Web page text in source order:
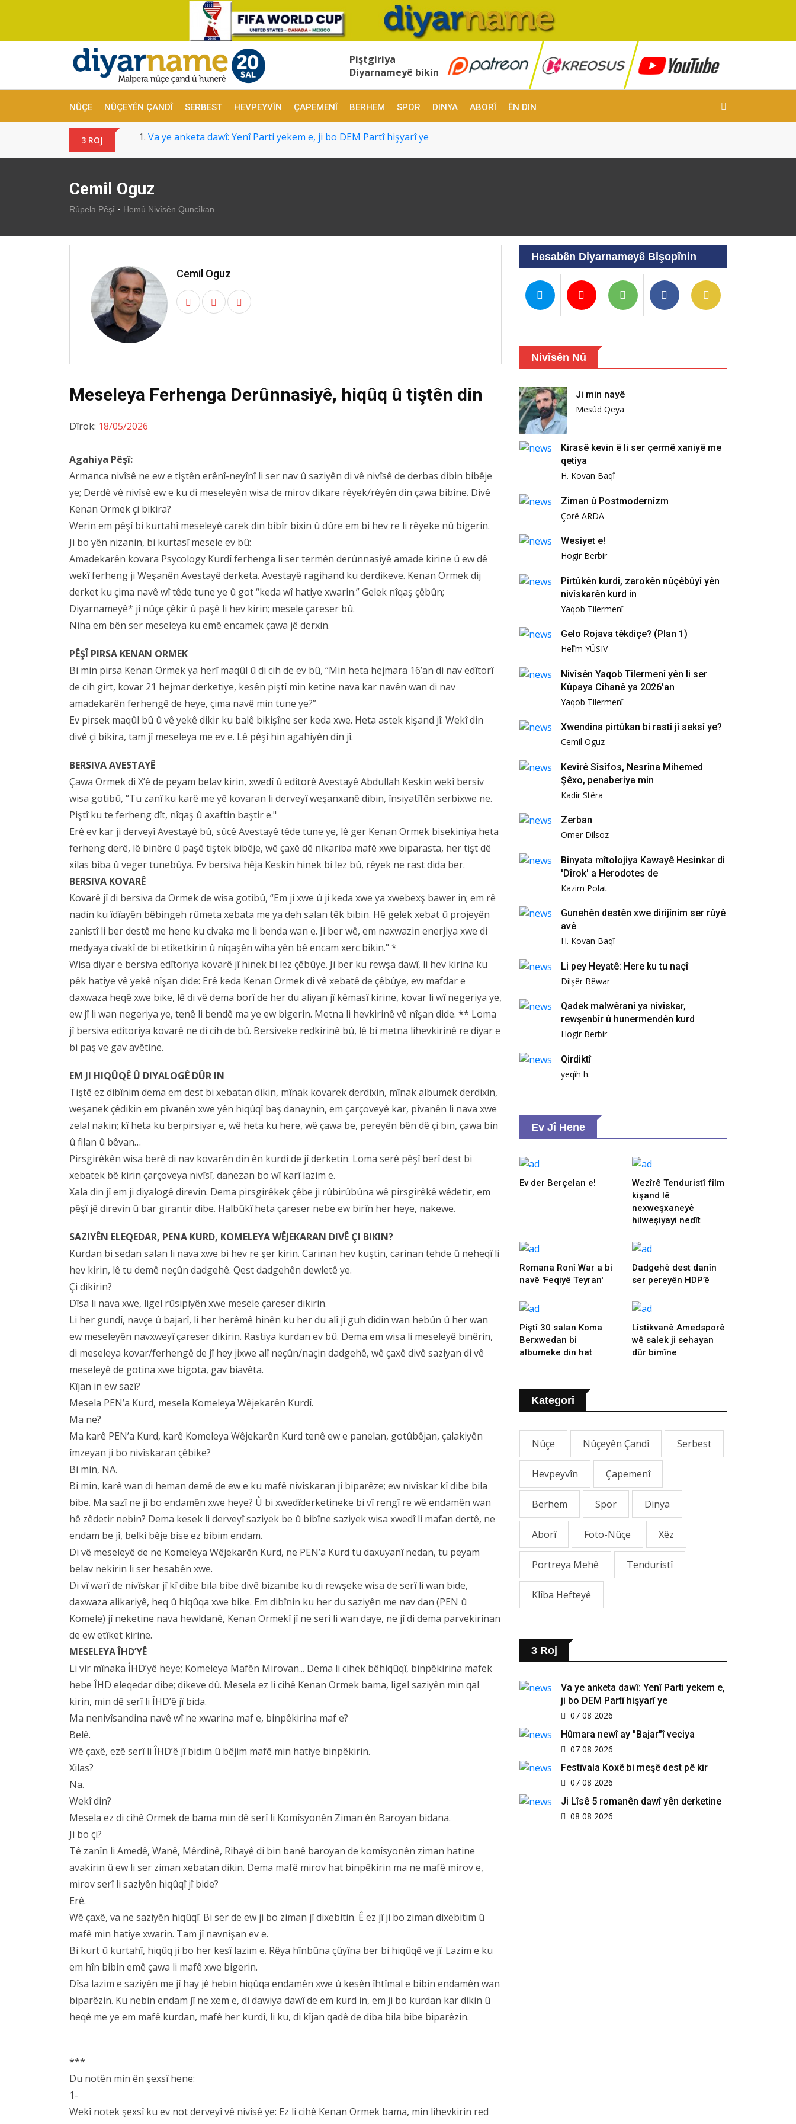
Piştgiriya
Diyarnameyê bikin
NÛÇE NÛÇEYÊN ÇANDÎ SERBEST HEVPEYVÎN ÇAPEMENÎ BERHEM SPOR DINYA ABORÎ ÊN DIN
3 ROJ
Va ye anketa dawî: Yenî Parti yekem e, ji bo DEM Partî hişyarî ye
Cîgirê Serokê MHP'ê li ser pêvajoyê mînaka IRA û FARC'ê da
Cemil Oguz
Rûpela Pêşî - Hemû Nivîsên Quncîkan
Cemil Oguz
Meseleya Ferhenga Derûnnasiyê, hiqûq û tiştên din
Dîrok: 18/05/2026
Agahiya Pêşî:
Armanca nivîsê ne ew e tiştên erênî-neyînî li ser nav û saziyên di vê nivîsê de derbas dibin bibêje
ye; Derdê vê nivîsê ew e ku di meseleyên wisa de mirov dikare rêyek/rêyên din çawa bibîne. Divê
Kenan Ormek çi bikira?
Werin em pêşî bi kurtahî meseleyê carek din bibîr bixin û dûre em bi hev re li rêyeke nû bigerin.
Ji bo yên nizanin, bi kurtasî mesele ev bû:
Amadekarên kovara Psycology Kurdî ferhenga li ser termên derûnnasiyê amade kirine û ew dê
wekî ferheng ji Weşanên Avestayê derketa. Avestayê ragihand ku derdikeve. Kenan Ormek dij
derket ku çima navê wî têde tune ye û got “keda wî hatiye xwarin.” Gelek nîqaş çêbûn;
Diyarnameyê* jî nûçe çêkir û paşê li hev kirin; mesele çareser bû.
Niha em bên ser meseleya ku emê encamek çawa jê derxin.
PÊŞÎ PIRSA KENAN ORMEK
Bi min pirsa Kenan Ormek ya herî maqûl û di cih de ev bû, “Min heta hejmara 16’an di nav edîtorî
de cih girt, kovar 21 hejmar derketiye, kesên piştî min ketine nava kar navên wan di nav
amadekarên ferhengê de heye, çima navê min tune ye?”
Ev pirsek maqûl bû û vê yekê dikir ku balê bikişîne ser keda xwe. Heta astek kişand jî. Wekî din
divê çi bikira, tam jî meseleya me ev e. Lê pêşî hin agahiyên din jî.
BERSIVA AVESTAYÊ
Çawa Ormek di X’ê de peyam belav kirin, xwedî û edîtorê Avestayê Abdullah Keskin wekî bersiv
wisa gotibû, “Tu zanî ku karê me yê kovaran li derveyî weşanxanê dibin, însiyatîfên serbixwe ne.
Piştî ku te ferheng dît, nîqaş û axaftin baştir e."
Erê ev kar ji derveyî Avestayê bû, sûcê Avestayê têde tune ye, lê ger Kenan Ormek bisekiniya heta
ferheng derê, lê binêre û paşê tiştek bibêje, wê çaxê dê nikariba mafê xwe biparasta, her tişt dê
xilas biba û veger tunebûya. Ev bersiva hêja Keskin hinek bi lez bû, rêyek ne rast dida ber.
BERSIVA KOVARÊ
Kovarê jî di bersiva da Ormek de wisa gotibû, “Em ji xwe û ji keda xwe ya xwebexş bawer in; em rê
nadin ku îdîayên bêbingeh rûmeta xebata me ya deh salan têk bibin. Hê gelek xebat û projeyên
zanistî li ber destê me hene ku civaka me li benda wan e. Ji ber wê, em naxwazin enerjiya xwe di
medyaya civakî de bi etîketkirin û nîqaşên wiha yên bê encam xerc bikin." *
Wisa diyar e bersiva edîtoriya kovarê jî hinek bi lez çêbûye. Ji ber ku rewşa dawî, li hev kirina ku
pêk hatiye vê yekê nîşan dide: Erê keda Kenan Ormek di vê xebatê de çêbûye, ew mafdar e
daxwaza heqê xwe bike, lê di vê dema borî de her du aliyan jî kêmasî kirine, kovar li wî negeriya ye,
ew jî li wan negeriya ye, tenê li bendê ma ye ew bigerin. Metna li hevkirinê vê nîşan dide. ** Loma
jî bersiva edîtoriya kovarê ne di cih de bû. Bersiveke redkirinê bû, lê bi metna lihevkirinê re diyar e
bi paş ve gav avêtine.
EM JI HIQÛQÊ Û DIYALOGÊ DÛR IN
Tiştê ez dibînim dema em dest bi xebatan dikin, mînak kovarek derdixin, mînak albumek derdixin,
weşanek çêdikin em pîvanên xwe yên hiqûqî baş danaynin, em çarçoveyê kar, pîvanên li nava xwe
zelal nakin; kî heta ku berpirsiyar e, wê heta ku here, wê çawa be, pereyên bên dê çi bin, çawa bin
û filan û bêvan…
Pirsgirêkên wisa berê di nav kovarên din ên kurdî de jî derketin. Loma serê pêşî berî dest bi
xebatek bê kirin çarçoveya nivîsî, danezan bo wî karî lazim e.
Xala din jî em ji diyalogê direvin. Dema pirsgirêkek çêbe ji rûbirûbûna wê pirsgirêkê wêdetir, em
pêşî jê direvin û bar girantir dibe. Halbûkî heta çareser nebe ew birîn her heye, nakewe.
SAZIYÊN ELEQEDAR, PENA KURD, KOMELEYA WÊJEKARAN DIVÊ ÇI BIKIN?
Kurdan bi sedan salan li nava xwe bi hev re şer kirin. Carinan hev kuştin, carinan tehde û neheqî li
hev kirin, lê tu demê neçûn dadgehê. Qest dadgehên dewletê ye.
Çi dikirin?
Dîsa li nava xwe, ligel rûsipiyên xwe mesele çareser dikirin.
Li her gundî, navçe û bajarî, li her herêmê hinên ku her du alî jî guh didin wan hebûn û her wan
ew meseleyên navxweyî çareser dikirin. Rastiya kurdan ev bû. Dema em wisa li meseleyê binêrin,
di meseleya kovar/ferhengê de jî hey jixwe alî neçûn/naçin dadgehê, wê çaxê divê saziyan di vê
meseleyê de gotina xwe bigota, gav biavêta.
Kîjan in ew sazî?
Mesela PEN’a Kurd, mesela Komeleya Wêjekarên Kurdî.
Ma ne?
Ma karê PEN’a Kurd, karê Komeleya Wêjekarên Kurd tenê ew e panelan, gotûbêjan, çalakiyên
îmzeyan ji bo nivîskaran çêbike?
Bi min, NA.
Bi min, karê wan di heman demê de ew e ku mafê nivîskaran jî biparêze; ew nivîskar kî dibe bila
bibe. Ma sazî ne ji bo endamên xwe heye? Û bi xwedîderketineke bi vî rengî re wê endamên wan
hê zêdetir nebin? Dema kesek li derveyî saziyek be û bibîne saziyek wisa xwedî li mafan dertê, ne
endam be jî, belkî bêje bise ez bibim endam.
Di vê meseleyê de ne Komeleya Wêjekarên Kurd, ne PEN’a Kurd tu daxuyanî nedan, tu peyam
belav nekirin li ser hesabên xwe.
Di vî warî de nivîskar jî kî dibe bila bibe divê bizanibe ku di rewşeke wisa de serî li wan bide,
daxwaza alikariyê, heq û hiqûqa xwe bike. Em dibînin ku her du saziyên me nav dan (PEN û
Komele) jî neketine nava hewldanê, Kenan Ormekî jî ne serî li wan daye, ne jî di dema parvekirinan
de ew etîket kirine.
MESELEYA ÎHD’YÊ
Li vir mînaka ÎHD’yê heye; Komeleya Mafên Mirovan... Dema li cihek bêhiqûqî, binpêkirina mafek
hebe ÎHD eleqedar dibe; dikeve dû. Mesela ez li cihê Kenan Ormek bama, ligel saziyên min qal
kirin, min dê serî li ÎHD’ê jî bida.
Ma nenivîsandina navê wî ne xwarina maf e, binpêkirina maf e?
Belê.
Wê çaxê, ezê serî li ÎHD’ê jî bidim û bêjim mafê min hatiye binpêkirin.
Xilas?
Na.
Wekî din?
Mesela ez di cihê Ormek de bama min dê serî li Komîsyonên Ziman ên Baroyan bidana.
Ji bo çi?
Tê zanîn li Amedê, Wanê, Mêrdînê, Rihayê di bin banê baroyan de komîsyonên ziman hatine
avakirin û ew li ser ziman xebatan dikin. Dema mafê mirov hat binpêkirin ma ne mafê mirov e,
mirov serî li saziyên hiqûqî jî bide?
Erê.
Wê çaxê, va ne saziyên hiqûqî. Bi ser de ew ji bo ziman jî dixebitin. Ê ez jî ji bo ziman dixebitim û
mafê min hatiye xwarin. Tam jî navnîşan ev e.
Bi kurt û kurtahî, hiqûq ji bo her kesî lazim e. Rêya hînbûna çûyîna ber bi hiqûqê ve jî. Lazim e ku
em hîn bibin emê çawa li mafê xwe bigerin.
Dîsa lazim e saziyên me jî hay jê hebin hiqûqa endamên xwe û kesên îhtîmal e bibin endamên wan
biparêzin. Ku nebin endam jî ne xem e, di dawiya dawî de em kurd in, em ji bo kurdan kar dikin û
heqê me ye em mafê kurdan, mafê her kurdî, li ku, di kîjan qadê de diba bila bibe biparêzin.
***
Du notên min ên şexsî hene:
1-
Wekî notek şexsî ku ev not derveyî vê nivîsê ye: Ez li cihê Kenan Ormek bama, min lihevkirin red
Hesabên Diyarnameyê Bişopînin
Nivîsên Nû
Ji min nayê
Mesûd Qeya
Kirasê kevin ê li ser çermê xaniyê me
qetiya
H. Kovan Baqî
Ziman û Postmodernîzm
Çorê ARDA
Wesiyet e!
Hogir Berbir
Pirtûkên kurdî, zarokên nûçêbûyî yên
nivîskarên kurd in
Yaqob Tilermenî
Gelo Rojava têkdiçe? (Plan 1)
Helîm YÛSIV
Nivîsên Yaqob Tilermenî yên li ser
Kûpaya Cîhanê ya 2026'an
Yaqob Tilermenî
Xwendina pirtûkan bi rastî jî seksî ye?
Cemil Oguz
Kevirê Sîsîfos, Nesrîna Mihemed
Şêxo, penaberiya min
Kadir Stêra
Zerban
Omer Dilsoz
Binyata mîtolojiya Kawayê Hesinkar di
'Dîrok' a Herodotes de
Kazim Polat
Gunehên destên xwe dirijînim ser rûyê
avê
H. Kovan Baqî
Li pey Heyatê: Here ku tu naçî
Dilşêr Bêwar
Qadek malwêranî ya nivîskar,
rewşenbîr û hunermendên kurd
Hogir Berbir
Qirdiktî
yeqîn h.
Ev Jî Hene
Ev der Berçelan e!
Wezîrê Tenduristî fîlm
kişand lê
nexweşxaneyê
hilweşiyayi nedît
Romana Ronî War a bi
navê 'Feqiyê Teyran'
Dadgehê dest danîn
ser pereyên HDP’ê
Piştî 30 salan Koma
Berxwedan bi
albumeke din hat
Lîstikvanê Amedsporê
wê salek ji sehayan
dûr bimîne
Kategorî
Nûçe Nûçeyên Çandî Serbest
Hevpeyvîn Çapemenî
Berhem Spor Dinya
Aborî Foto-Nûçe Xêz
Portreya Mehê Tenduristî
Klîba Hefteyê
3 Roj
Va ye anketa dawî: Yenî Parti yekem e,
ji bo DEM Partî hişyarî ye
07 08 2026
Hûmara newî ay "Bajar"î veciya
07 08 2026
Festîvala Koxê bi meşê dest pê kir
07 08 2026
Ji Lîsê 5 romanên dawî yên derketine
08 08 2026